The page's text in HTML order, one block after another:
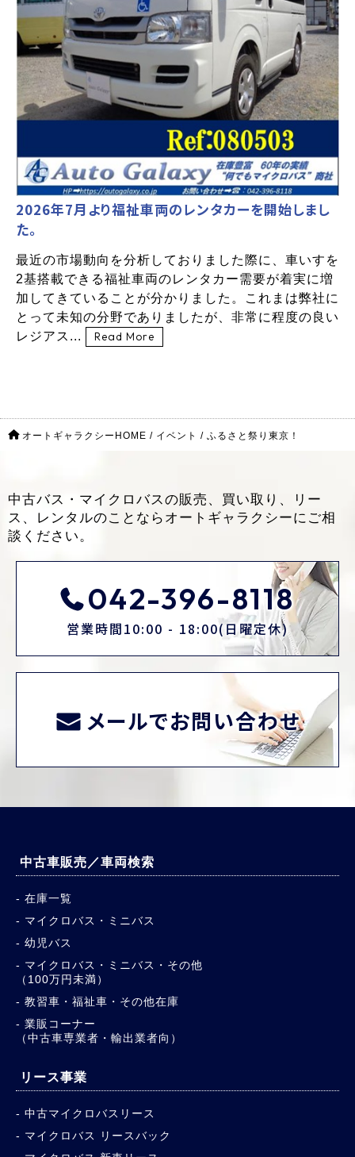
2026年7月より福祉車両のレンタカーを開始しまし
た。
最近の市場動向を分析しておりました際に、車いすを
2基搭載できる福祉車両のレンタカー需要が着実に増
加してきていることが分かりました。これまは弊社に
とって未知の分野でありましたが、非常に程度の良い
レジアス...
Read More
オートギャラクシーHOME / イベント / ふるさと祭り東京！
中古バス・マイクロバスの販売、買い取り、リー
ス、レンタルのことなら オートギャラクシーにご相
談ください。
042-396-8118
営業時間10:00 - 18:00(日曜定休)
メールでお問い合わせ
中古車販売／車両検索
在庫一覧
マイクロバス・ミニバス
幼児バス
マイクロバス・ミニバス・その他
（100万円未満）
教習車・福祉車・その他在庫
業販コーナー
（中古車専業者・輸出業者向）
リース事業
中古マイクロバスリース
マイクロバス リースバック